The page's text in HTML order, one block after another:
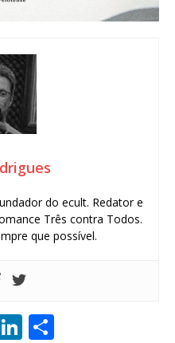
do ecult. Redator e
Três contra Todos.
que possível.
Li